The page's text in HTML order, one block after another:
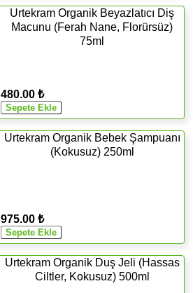
Urtekram Organik Beyazlatıcı Diş
Macunu (Ferah Nane, Florürsüz)
75ml
480.00 ₺
Urtekram Organik Bebek Şampuanı
(Kokusuz) 250ml
975.00 ₺
Urtekram Organik Duş Jeli (Hassas
Ciltler, Kokusuz) 500ml